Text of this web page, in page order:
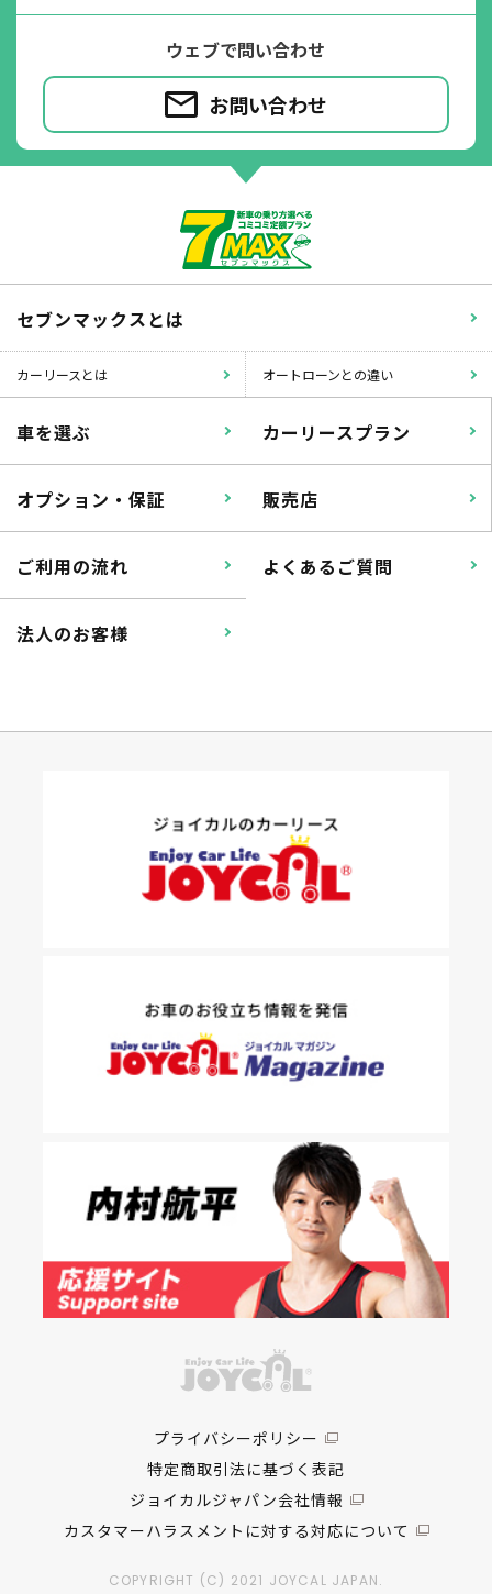
ウェブで問い合わせ
お問い合わせ
セブンマックスとは
カーリースとは オートローンとの違い
車を選ぶ カーリースプラン
オプション・保証 販売店
ご利用の流れ よくあるご質問
法人のお客様
プライバシーポリシー
特定商取引法に基づく表記
ジョイカルジャパン会社情報
カスタマーハラスメントに対する対応について
COPYRIGHT (C) 2021 JOYCAL JAPAN.